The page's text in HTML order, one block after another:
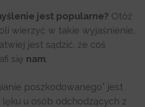
jest popularne? Otóż
wierzyć w takie wyjaśnienie,
jest sądzić, że coś
się nam.
poszkodowanego” jest
u osób odchodzących z